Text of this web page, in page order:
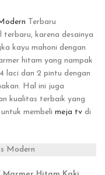
Terbaru
terbaru, karena desainya
kayu mahoni dengan
hitam yang nampak
laci dan 2 pintu dengan
Hal ini juga
kualitas terbaik yang
membeli meja tv di